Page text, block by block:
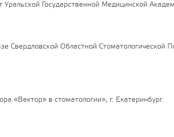
Уральской Государственной Медицинской
Свердловской Областной Стоматологической
«Вектор» в стоматологии», г. Екатеринбург.